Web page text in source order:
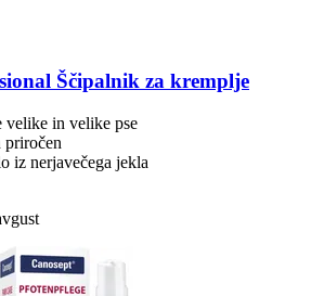
Ščipalnik za kremplje
velike in velike pse
priročen
iz nerjavečega jekla